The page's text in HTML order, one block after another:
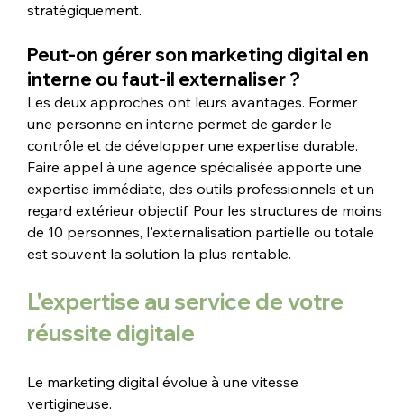
stratégiquement.
Peut-on gérer son marketing digital en
interne ou faut-il externaliser ?
Les deux approches ont leurs avantages. Former
une personne en interne permet de garder le
contrôle et de développer une expertise durable.
Faire appel à une agence spécialisée apporte une
expertise immédiate, des outils professionnels et un
regard extérieur objectif. Pour les structures de moins
de 10 personnes, l'externalisation partielle ou totale
est souvent la solution la plus rentable.
L'expertise au service de votre
réussite digitale
Le marketing digital évolue à une vitesse
vertigineuse.